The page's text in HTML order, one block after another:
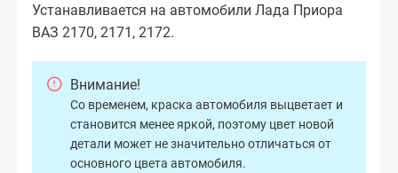
Устанавливается на автомобили Лада Приора
ВАЗ 2170, 2171, 2172.
Внимание!
Со временем, краска автомобиля выцветает и
становится менее яркой, поэтому цвет новой
детали может не значительно отличаться от
основного цвета автомобиля.